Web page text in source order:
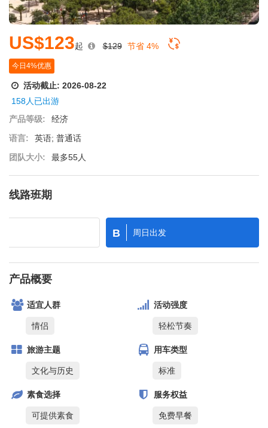
US$123起 $129 节省 4%
今日4%优惠
活动截止: 2026-08-22
158人已出游
产品等级:
经济
语言:
英语; 普通话
团队大小:
最多55人
线路班期
B 周日出发
产品概要
适宜人群
情侣
活动强度
轻松节奏
旅游主题
文化与历史
用车类型
标准
素食选择
可提供素食
服务权益
免费早餐